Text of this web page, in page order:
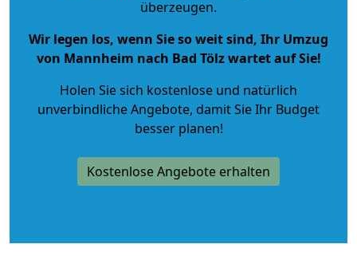
überzeugen.
Wir legen los, wenn Sie so weit sind, Ihr Umzug
von Mannheim nach Bad Tölz wartet auf Sie!
Holen Sie sich kostenlose und natürlich
unverbindliche Angebote, damit Sie Ihr Budget
besser planen!
Kostenlose Angebote erhalten